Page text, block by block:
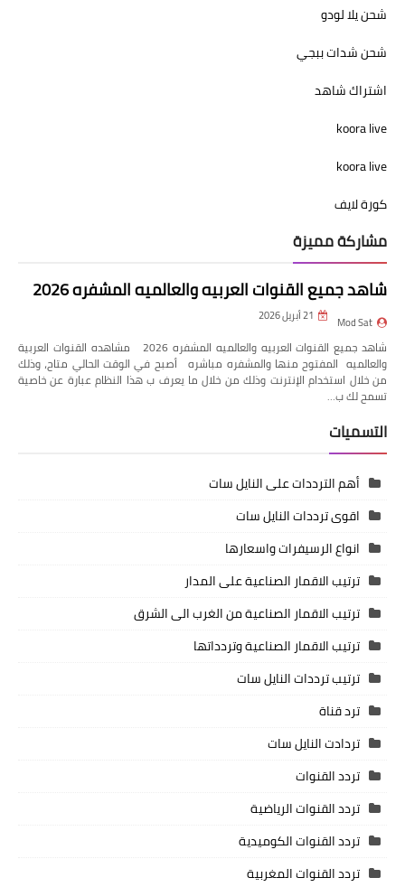
شحن يلا لودو
شحن شدات ببجي
اشتراك شاهد
koora live
koora live
كورة لايف
مشاركة مميزة
شاهد جميع القنوات العربيه والعالميه المشفره 2026
Mod Sat 21 أبريل 2026
شاهد جميع القنوات العربيه والعالميه المشفره 2026 مشاهده القنوات العربية
والعالميه المفتوح منها والمشفره مباشره أصبح في الوقت الحالي متاح، وذلك
من خلال استخدام الإنترنت وذلك من خلال ما يعرف ب هذا النظام عبارة عن خاصية
تسمح لك ب…
التسميات
أهم الترددات على النايل سات
اقوى ترددات النايل سات
انواع الرسيفرات واسعارها
ترتيب الاقمار الصناعية على المدار
ترتيب الاقمار الصناعية من الغرب الى الشرق
ترتيب الاقمار الصناعية وتردداتها
ترتيب ترددات النايل سات
ترد قناة
تردادت النايل سات
تردد القنوات
تردد القنوات الرياضية
تردد القنوات الكوميدية
تردد القنوات المغربية